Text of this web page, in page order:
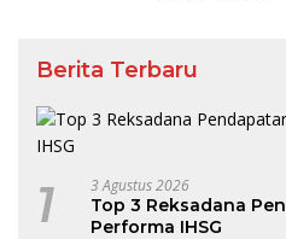
Berita Terbaru
1 3 Agustus 2026
Top 3 Reksadana
Performa IHSG